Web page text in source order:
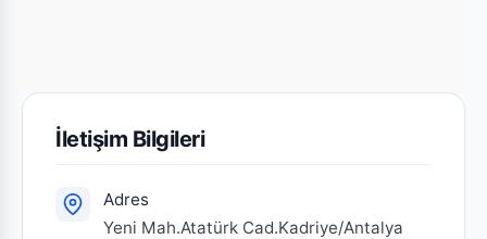
İletişim Bilgileri
Adres
Yeni Mah.Atatürk Cad.Kadriye/Antalya